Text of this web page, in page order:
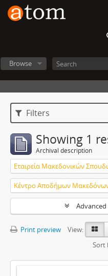
Browse
Filters
Showing 1
Archival description
Εταιρεία Μακεδονικών
Print preview
View:
Sort